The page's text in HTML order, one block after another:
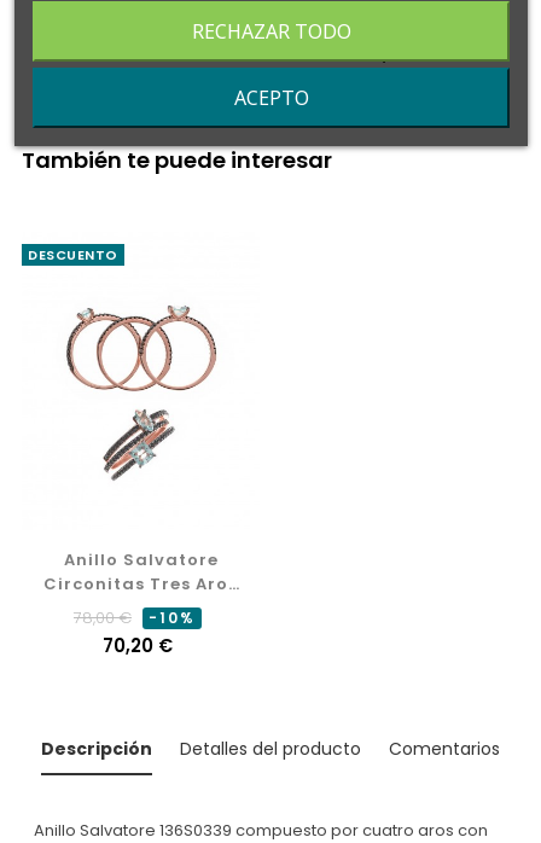
Precio
normal
124,00 €
111,60 €
También te puede interesar
DESCUENTO
Anillo Salvatore
Circonitas Tres Aros
136S0287
Precio
normal
78,00 € -10%
70,20 €
Descripción Detalles del producto Comentarios
Anillo Salvatore 136S0339 compuesto por cuatro aros con
RECHAZAR TODO
ACEPTO